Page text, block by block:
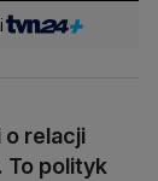
o relacji
To polityk